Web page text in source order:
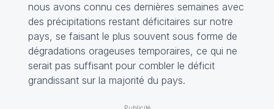
nous avons connu ces dernières semaines avec
des précipitations restant déficitaires sur notre
pays, se faisant le plus souvent sous forme de
dégradations orageuses temporaires, ce qui ne
serait pas suffisant pour combler le déficit
grandissant sur la majorité du pays.